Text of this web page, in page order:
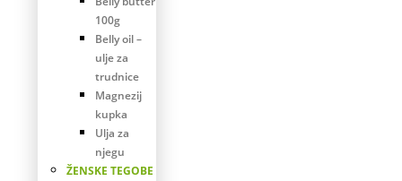
100g
Belly oil –
ulje za
trudnice
Magnezij
kupka
Ulja za
njegu
ŽENSKE TEGOBE